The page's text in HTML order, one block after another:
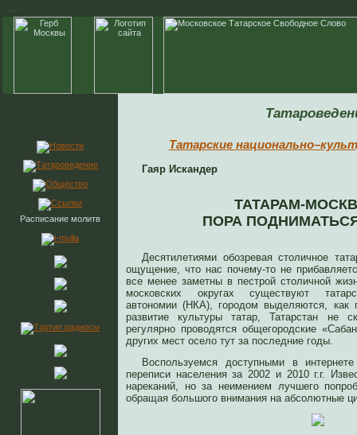
Расписание молитв
Татарские
Гаяр Искандер
ТАТАРАМ-
ПОРА
Десятилетиями обозревая столичное
ощущение, что нас почему-то не
все менее заметны в пестрой столичной
московских округах существуют
автономии (НКА), городом выделяются, как
развитие культуры татар, Татарстан не
регулярно проводятся общегородские
других мест осело тут за последние годы.
Воспользуемся доступными в
переписи населения за 2002 и 2010 г.г.
нареканий, но за неимением лучшего
обращая большого внимания на абсолютные